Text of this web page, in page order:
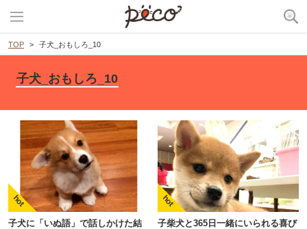
TOP 子犬_おもしろ_10
子犬_おもしろ_10
子犬に「いぬ語」で話しかけた結
子柴犬と365日一緒にいられる喜び